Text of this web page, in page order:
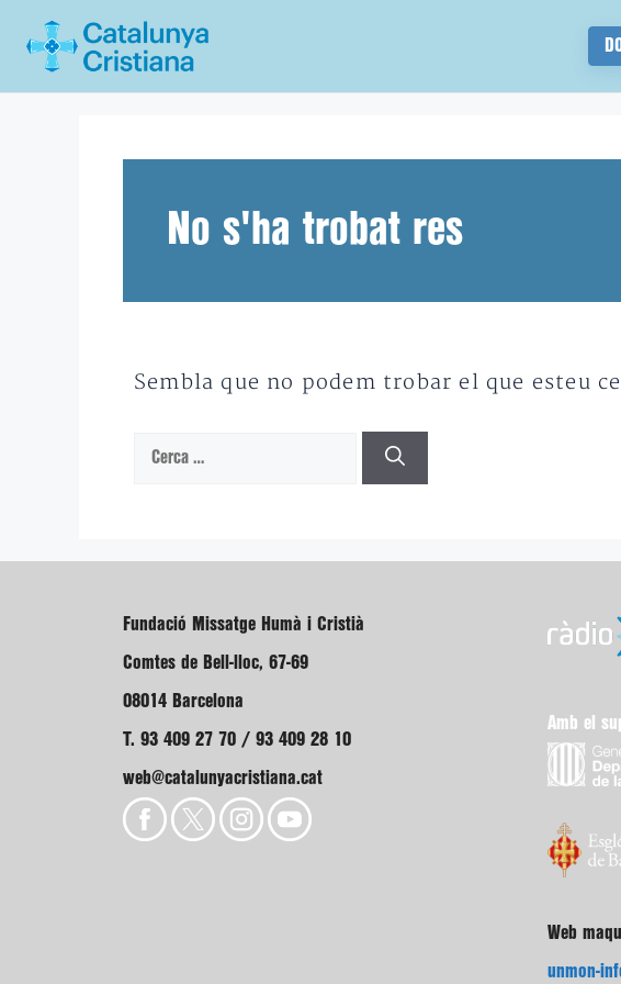
No s'ha trobat res
Sembla que no podem trobar el que esteu
Cerca:
Fundació Missatge Humà i Cristià
Comtes de Bell-lloc, 67-69
08014 Barcelona
T. 93 409 27 70 / 93 409 28 10
web@catalunyacristiana.cat
Amb el
Web
unmon-